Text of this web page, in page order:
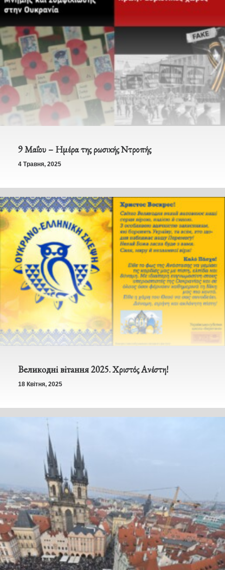
9 Μαΐου – Ημέρα της ρωσικής Ντροπής
4 Травня, 2025
Великодні вітання 2025. Χριστός Ανέστη!
18 Квітня, 2025